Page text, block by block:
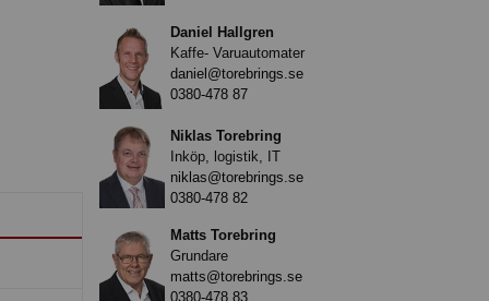
Daniel Hallgren
Kaffe- Varuautomater
daniel@torebrings.se
0380-478 87
Niklas Torebring
Inköp, logistik, IT
niklas@torebrings.se
0380-478 82
Matts Torebring
Grundare
matts@torebrings.se
0380-478 83